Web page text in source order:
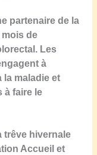
partenaire de la
de
Les
à
maladie et
à faire le
trêve hivernale
Accueil et